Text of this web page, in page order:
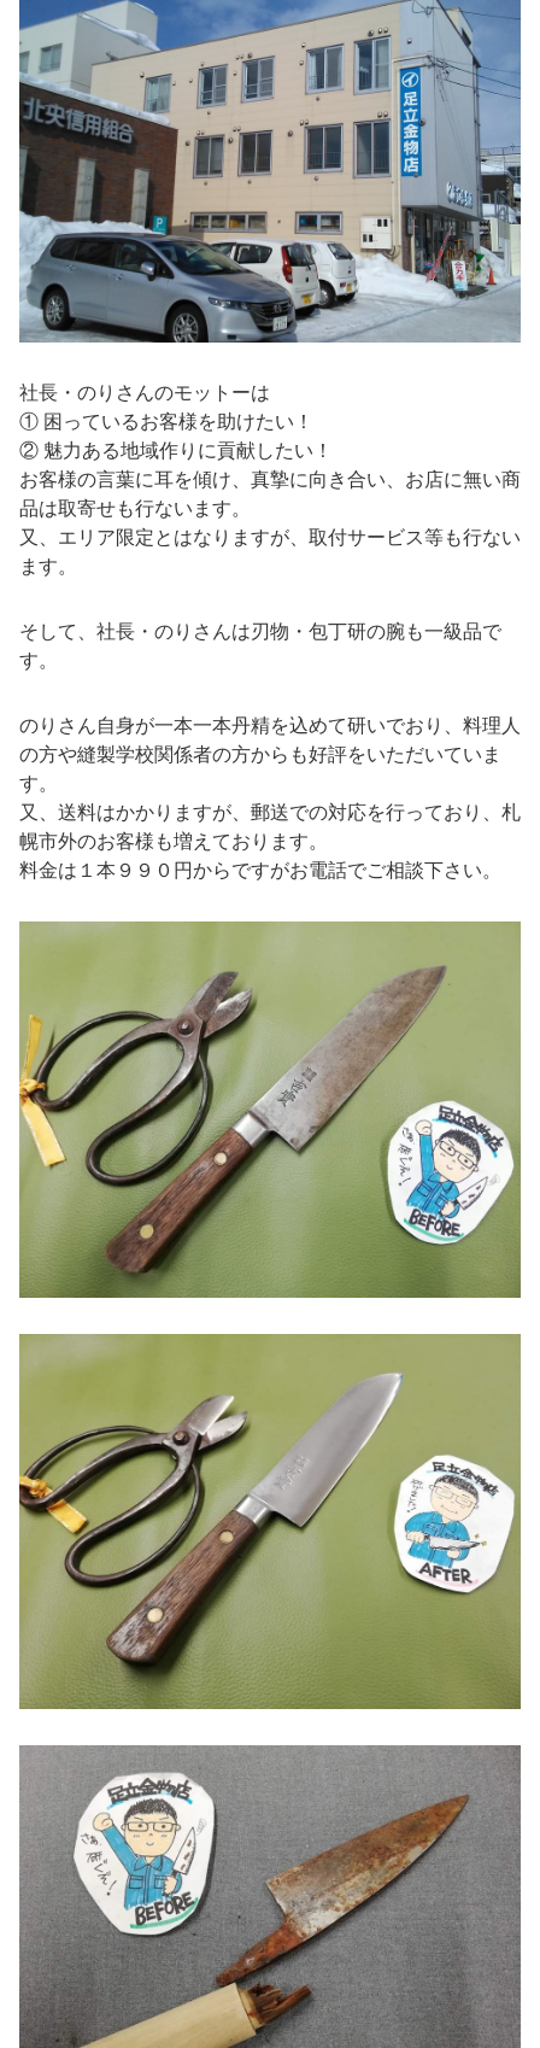
社長・のりさんのモットーは
① 困っているお客様を助けたい！
② 魅力ある地域作りに貢献したい！
お客様の言葉に耳を傾け、真摯に向き合い、お店に無い商
品は取寄せも行ないます。
又、エリア限定とはなりますが、取付サービス等も行ない
ます。
そして、社長・のりさんは刃物・包丁研の腕も一級品で
す。
のりさん自身が一本一本丹精を込めて研いでおり、料理人
の方や縫製学校関係者の方からも好評をいただいていま
す。
又、送料はかかりますが、郵送での対応を行っており、札
幌市外のお客様も増えております。
料金は１本９９０円からですがお電話でご相談下さい。